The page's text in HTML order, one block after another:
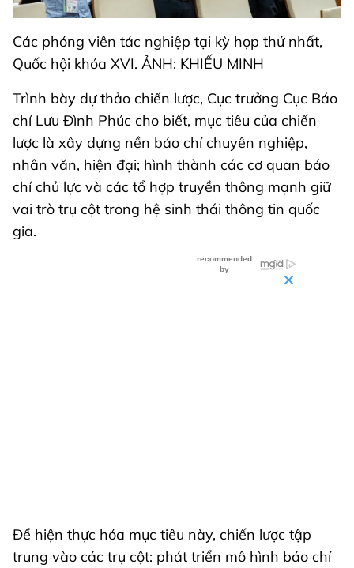
Các phóng viên tác nghiệp tại kỳ họp thứ nhất,
Quốc hội khóa XVI. ẢNH: KHIẾU MINH
Trình bày dự thảo chiến lược, Cục trưởng Cục Báo
chí Lưu Đình Phúc cho biết, mục tiêu của chiến
lược là xây dựng nền báo chí chuyên nghiệp,
nhân văn, hiện đại; hình thành các cơ quan báo
chí chủ lực và các tổ hợp truyền thông mạnh giữ
vai trò trụ cột trong hệ sinh thái thông tin quốc
gia.
Để hiện thực hóa mục tiêu này, chiến lược tập
trung vào các trụ cột: phát triển mô hình báo chí